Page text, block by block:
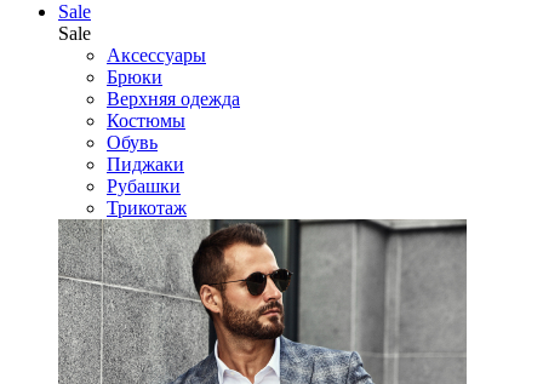
Sale
Sale
Аксессуары
Брюки
Верхняя одежда
Костюмы
Обувь
Пиджаки
Рубашки
Трикотаж